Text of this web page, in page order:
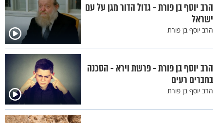
הרב יוסף בן פורת - גדול הדור מגן על עם
ישראל
הרב יוסף בן פורת
הרב יוסף בן פורת - פרשת וירא - הסכנה
בחברים רעים
הרב יוסף בן פורת